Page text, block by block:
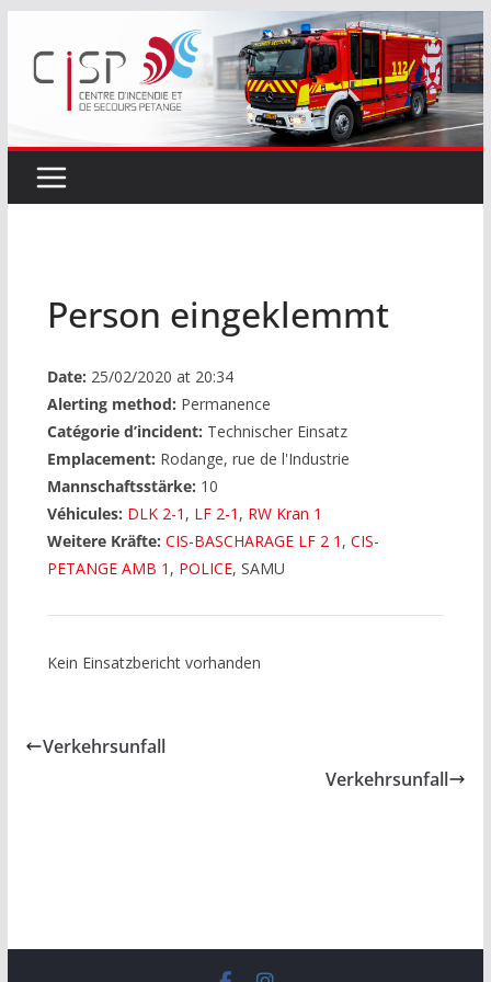
contenu
Person eingeklemmt
Date: 25/02/2020 at 20:34
Alerting method: Permanence
Catégorie d’incident: Technischer Einsatz
Emplacement: Rodange, rue de l'Industrie
Mannschaftsstärke: 10
Véhicules: DLK 2-1 , LF 2-1 , RW Kran 1
Weitere Kräfte: CIS-BASCHARAGE LF 2 1 , CIS-
PETANGE AMB 1 , POLICE, SAMU
Kein Einsatzbericht vorhanden
Verkehrsunfall
Verkehrsunfall